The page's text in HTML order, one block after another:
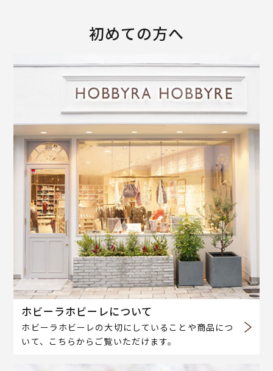
初めての方へ
ホビーラホビーレについて
ホビーラホビーレの大切にしていることや商品につ
いて、こちらからご覧いただけます。